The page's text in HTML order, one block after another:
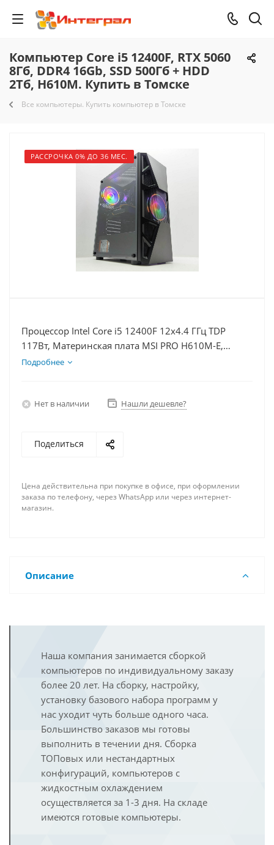
Компьютер Core i5 12400F, RTX 5060
8Гб, DDR4 16Gb, SSD 500Гб + HDD
2Тб, H610M. Купить в Томске
Все компьютеры. Купить компьютер в Томске
РАССРОЧКА 0% ДО 36 МЕС.
Процессор Intel Core i5 12400F 12x4.4 ГГц TDP
117Вт, Материнская плата MSI PRO H610M-E,
Видеокарта RTX 5060 8Гб, Память DDR4 16Gb,
Подробнее
Нет в наличии Нашли дешевле?
Поделиться
Цена действительна при покупке в офисе, при оформлении
заказа по телефону, через WhatsApp или через интернет-
магазин.
Описание
Наша компания занимается сборкой
компьютеров по индивидуальному заказу
более 20 лет. На сборку, настройку,
установку базового набора программ у
нас уходит чуть больше одного часа.
Большинство заказов мы готовы
выполнить в течении дня. Сборка
ТОПовых или нестандартных
конфигураций, компьютеров с
жидкостным охлаждением
осуществляется за 1-3 дня. На складе
имеются готовые компьютеры.